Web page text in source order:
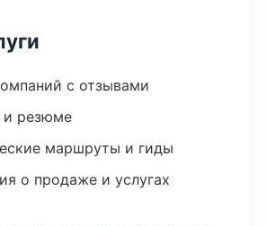
с отзывами
и резюме
маршруты и гиды
о продаже и услугах